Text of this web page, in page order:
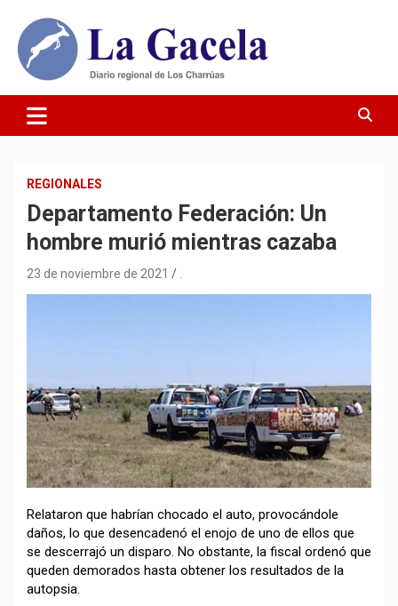
contenido
Diario La Gacela
REGIONALES
Departamento Federación: Un
hombre murió mientras cazaba
23 de noviembre de 2021
Relataron que habrían chocado el auto, provocándole
daños, lo que desencadenó el enojo de uno de ellos que
se descerrajó un disparo. No obstante, la fiscal ordenó que
queden demorados hasta obtener los resultados de la
autopsia.